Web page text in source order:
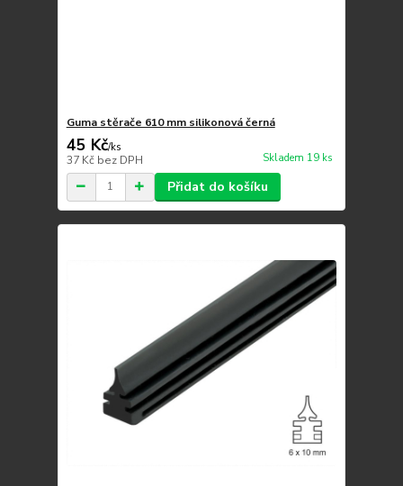
Guma stěrače 610 mm silikonová černá
45 Kč/ks
37 Kč bez DPH Skladem 19 ks
Přidat do košíku